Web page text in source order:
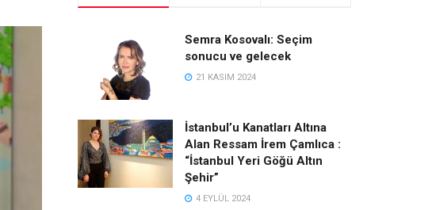
Semra Kosovalı: Seçim
sonucu ve gelecek
21 KASIM 2024
İstanbul’u Kanatları Altına
Alan Ressam İrem Çamlıca :
“İstanbul Yeri Göğü Altın
Şehir”
4 EYLÜL 2024